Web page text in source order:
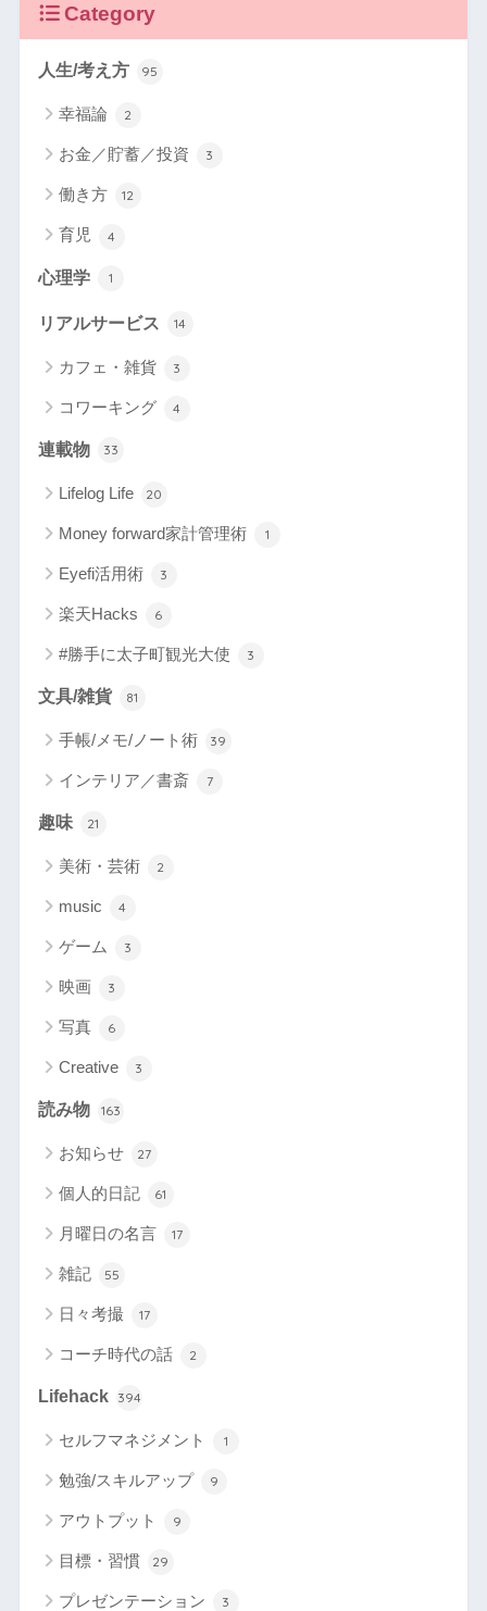
Category
人生/考え方 95
幸福論 2
お金／貯蓄／投資 3
働き方 12
育児 4
心理学 1
リアルサービス 14
カフェ・雑貨 3
コワーキング 4
連載物 33
Lifelog Life 20
Money forward家計管理術 1
Eyefi活用術 3
楽天Hacks 6
#勝手に太子町観光大使 3
文具/雑貨 81
手帳/メモ/ノート術 39
インテリア／書斎 7
趣味 21
美術・芸術 2
music 4
ゲーム 3
映画 3
写真 6
Creative 3
読み物 163
お知らせ 27
個人的日記 61
月曜日の名言 17
雑記 55
日々考撮 17
コーチ時代の話 2
Lifehack 394
セルフマネジメント 1
勉強/スキルアップ 9
アウトプット 9
目標・習慣 29
プレゼンテーション 3